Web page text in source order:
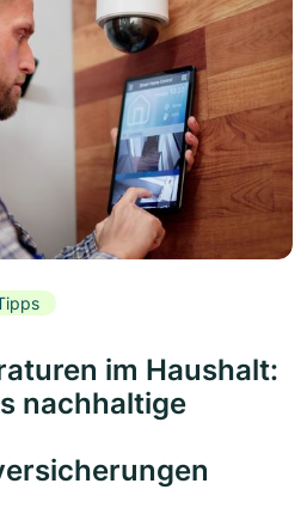
im Haushalt:
nachhaltige